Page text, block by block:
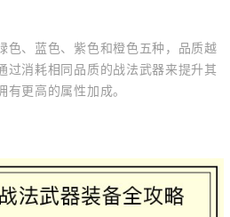
色、蓝色、紫色和橙色五种，品质越
过消耗相同品质的战法武器来提升其
有更高的属性加成。